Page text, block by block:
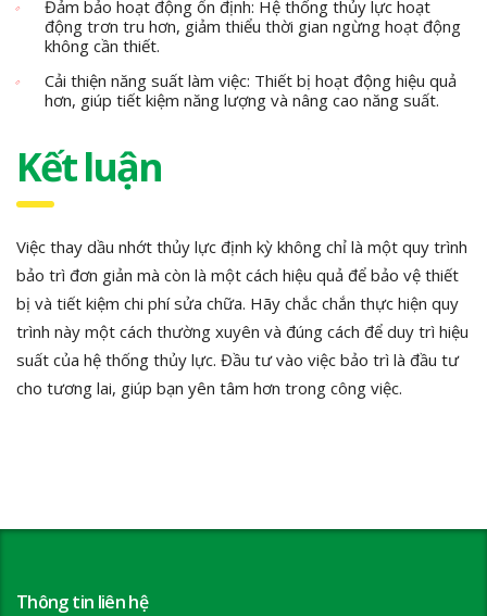
Đảm bảo hoạt động ổn định: Hệ thống thủy lực hoạt
động trơn tru hơn, giảm thiểu thời gian ngừng hoạt động
không cần thiết.
Cải thiện năng suất làm việc: Thiết bị hoạt động hiệu quả
hơn, giúp tiết kiệm năng lượng và nâng cao năng suất.
Kết luận
Việc thay dầu nhớt thủy lực định kỳ không chỉ là một quy trình
bảo trì đơn giản mà còn là một cách hiệu quả để bảo vệ thiết
bị và tiết kiệm chi phí sửa chữa. Hãy chắc chắn thực hiện quy
trình này một cách thường xuyên và đúng cách để duy trì hiệu
suất của hệ thống thủy lực. Đầu tư vào việc bảo trì là đầu tư
cho tương lai, giúp bạn yên tâm hơn trong công việc.
Thông tin liên hệ